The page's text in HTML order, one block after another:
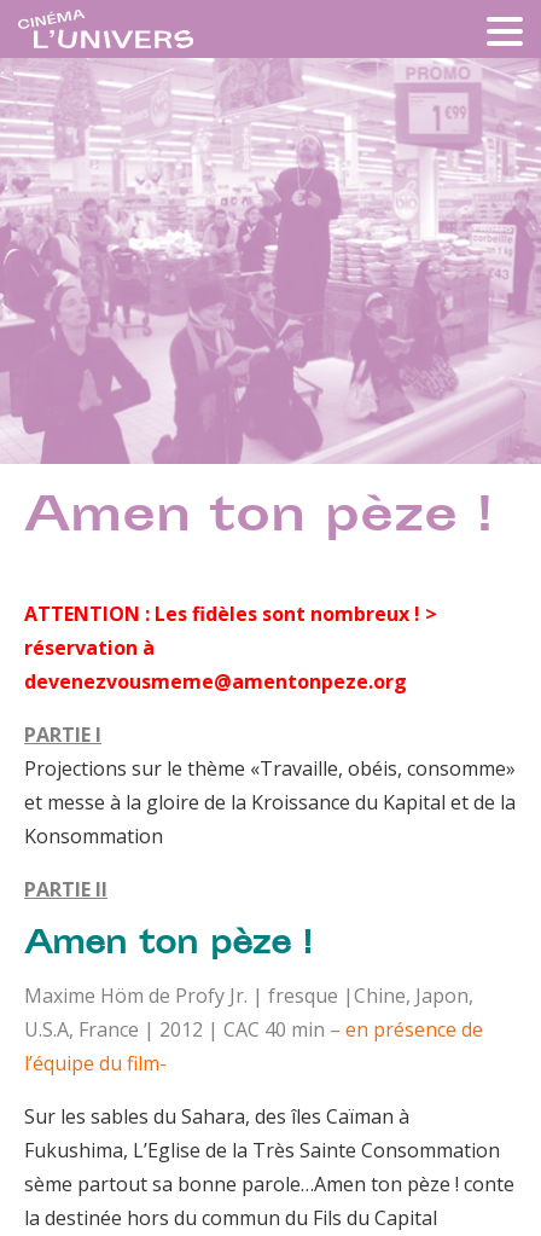
Amen ton pèze !
ATTENTION : Les fidèles sont nombreux ! >
réservation à
devenezvousmeme@amentonpeze.org
PARTIE I
Projections sur le thème «Travaille, obéis, consomme»
et messe à la gloire de la Kroissance du Kapital et de la
Konsommation
PARTIE II
Amen ton pèze !
Maxime Höm de Profy Jr. | fresque |Chine, Japon,
U.S.A, France | 2012 | CAC 40 min – en présence de
l’équipe du film-
Sur les sables du Sahara, des îles Caïman à
Fukushima, L’Eglise de la Très Sainte Consommation
sème partout sa bonne parole…Amen ton pèze ! conte
la destinée hors du commun du Fils du Capital